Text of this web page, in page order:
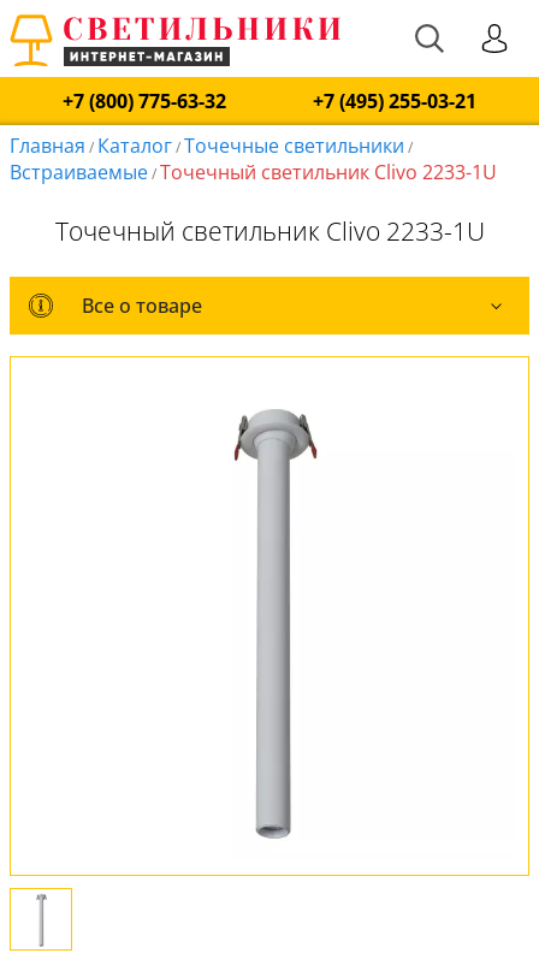
+7 (800) 775-63-32
+7 (495) 255-03-21
Главная / Каталог/Точечные светильники /
Встраиваемые/Точечный светильник Clivo 2233-1U
Точечный светильник Clivo 2233-1U
Все о товаре
Все о товаре
Комплект лампочек